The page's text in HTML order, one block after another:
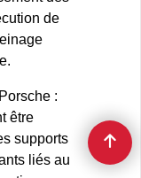
de
:
être
supports
liés au